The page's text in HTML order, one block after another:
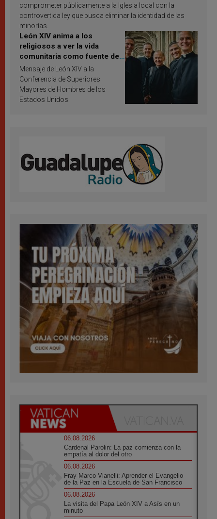
comprometer públicamente a la Iglesia local con la
controvertida ley que busca eliminar la identidad de las
minorías.
León XIV anima a los
religiosos a ver la vida
comunitaria como fuente de
inspiración y santificación
Mensaje de León XIV a la
Conferencia de Superiores
Mayores de Hombres de los
Estados Unidos
06.08.2026
Cardenal Parolin: La paz comienza con la
empatía al dolor del otro
06.08.2026
Fray Marco Vianelli: Aprender el Evangelio
de la Paz en la Escuela de San Francisco
06.08.2026
La visita del Papa León XIV a Asís en un
minuto